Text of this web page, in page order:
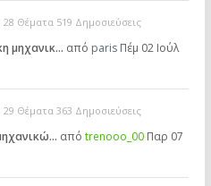
28 Θέματα 519 Δημοσιεύσεις
μηχανικ… από paris Πέμ 02 Ιούλ
29 Θέματα 363 Δημοσιεύσεις
από trenooo_00 Παρ 07